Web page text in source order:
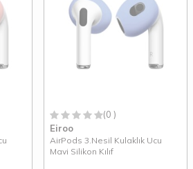
(0 )
Eiroo
AirPods 3.Nesil Kulaklık Ucu
Mavi Silikon Kılıf